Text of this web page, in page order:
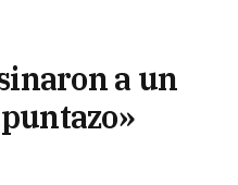
a un